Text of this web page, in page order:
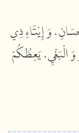
وَإِيْتَاءِذِي
وَ الْبَغْيِ،يَعِظُكُمْ